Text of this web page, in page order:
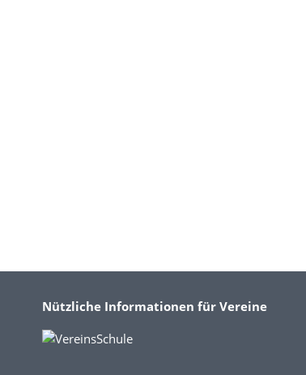
Nützliche Informationen für Vereine